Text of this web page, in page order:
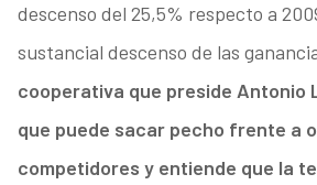
descenso del 25,5% respecto a
sustancial descenso de las
cooperativa que preside Antonio
que puede sacar pecho frente a
competidores y entiende que la